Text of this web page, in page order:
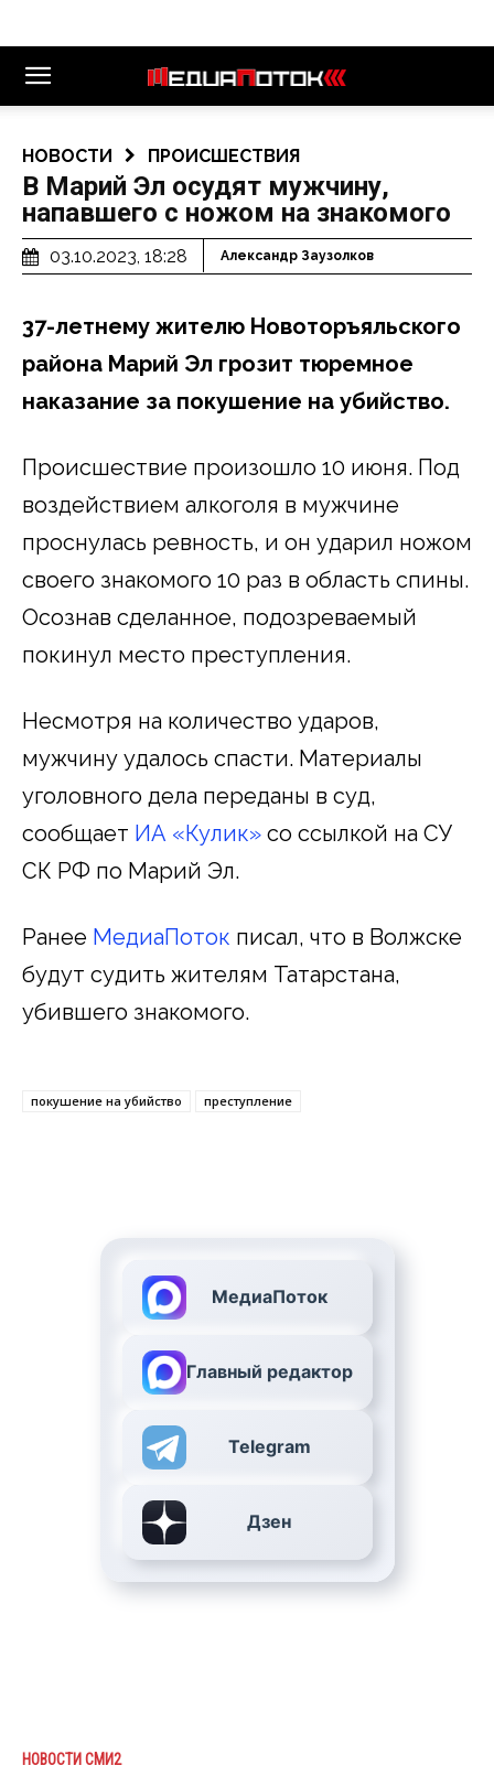
НОВОСТИ ПРОИСШЕСТВИЯ
В Марий Эл осудят мужчину,
напавшего с ножом на знакомого
03.10.2023, 18:28 Александр Заузолков
37-летнему жителю Новоторъяльского
района Марий Эл грозит тюремное
наказание за покушение на убийство.
Происшествие произошло 10 июня. Под
воздействием алкоголя в мужчине
проснулась ревность, и он ударил ножом
своего знакомого 10 раз в область спины.
Осознав сделанное, подозреваемый
покинул место преступления.
Несмотря на количество ударов,
мужчину удалось спасти. Материалы
уголовного дела переданы в суд,
сообщает ИА «Кулик» со ссылкой на СУ
СК РФ по Марий Эл.
Ранее МедиаПоток писал, что в Волжске
будут судить жителям Татарстана,
убившего знакомого.
покушение на убийство преступление
МедиаПоток
Главный редактор
Telegram
Дзен
НОВОСТИ СМИ2